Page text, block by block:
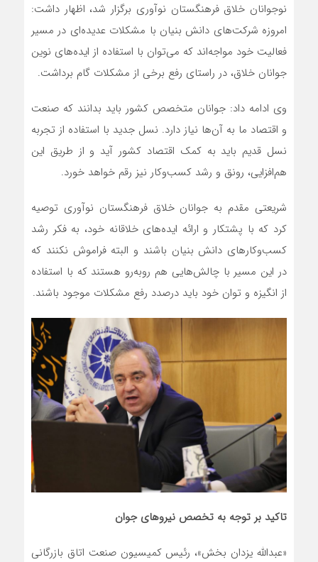
نوجوانان خلاق فرهنگستان نوآوری برگزار شد، اظهار داشت:
امروزه شرکت‌های دانش بنیان با مشکلات عدیده‌ای در مسیر
فعالیت خود مواجه‌اند که می‌توان با استفاده از ایده‌های نوین
جوانان خلاق، در راستای رفع برخی از مشکلات گام برداشت.
وی ادامه داد: جوانان متخصص کشور باید بدانند که صنعت
و اقتصاد ما به آن‌ها نیاز دارد. نسل جدید با استفاده از تجربه
نسل قدیم باید به کمک اقتصاد کشور آید و از طریق این
هم‌افزایی، رونق و رشد کسب‌و‌کار نیز رقم خواهد خورد.
شریعتی مقدم به جوانان خلاق فرهنگستان نوآوری توصیه
کرد که با پشتکار و ارائه ایده‌های خلاقانه خود، به فکر رشد
کسب‌و‌کارهای دانش بنیان باشند و البته فراموش نکنند که
در این مسیر با چالش‌هایی هم روبه‌رو هستند که با استفاده
از انگیزه و توان خود باید درصدد رفع مشکلات موجود باشند.
تاکید بر توجه به تخصص نیروهای جوان
«عبدالله یزدان بخش»، رئیس کمیسیون صنعت اتاق بازرگانی